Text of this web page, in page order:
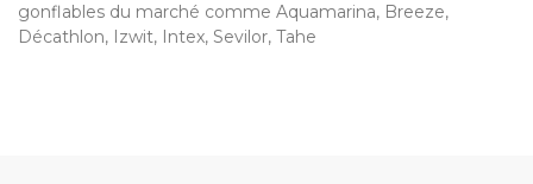
gonflables du marché comme Aquamarina, Breeze,
Décathlon, Izwit, Intex, Sevilor, Tahe